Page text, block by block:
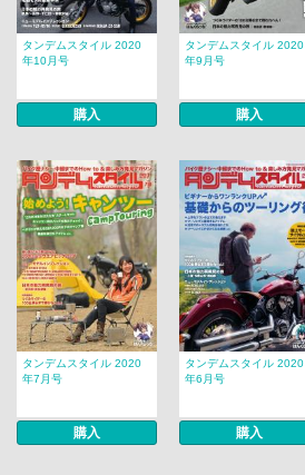
タンデムスタイル 2020
年10月号
購入
タンデムスタイル 2020
年9月号
購入
タンデムスタイル 2020
年7月号
購入
タンデムスタイル 2020
年6月号
購入